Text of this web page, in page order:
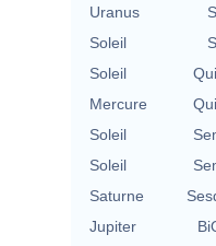
Uranus
Soleil
Soleil
Mercure
Soleil
Soleil
Saturne
Jupiter